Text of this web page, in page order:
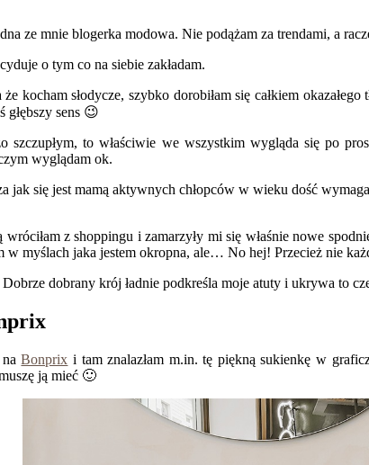
ze mnie blogerka modowa. Nie podążam za trendami, a
o tym co na siebie zakładam.
kocham słodycze, szybko dorobiłam się całkiem
głębszy sens 😉
szczupłym, to właściwie we wszystkim wygląda się po
wyglądam ok.
jak się jest mamą aktywnych chłopców w wieku dość
z shoppingu i zamarzyły mi się właśnie nowe
w myślach jaka jestem okropna, ale… No hej! Przecież nie
dobrany krój ładnie podkreśla moje atuty i ukrywa to
naBonprix i tam znalazłam m.in. tę piękną sukienkę w
ją mieć 🙂